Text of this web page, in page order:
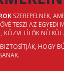
SZEREPELNEK,
TESZI AZ EGYEDI
KÖZVETÍTŐK NÉLKÜL.
HOGY